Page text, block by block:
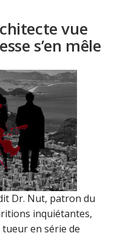
vue
s’en mêle
Dr. Nut, patron du
inquiétantes,
tueur en série de